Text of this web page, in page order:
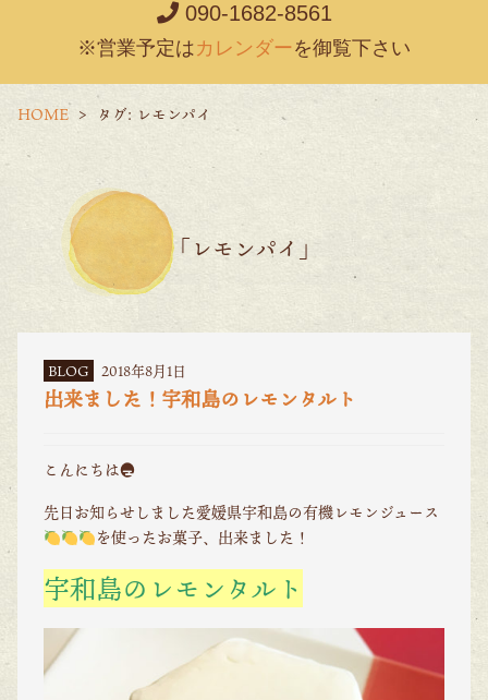
090-1682-8561
※営業予定はカレンダーを御覧下さい
HOME タグ: レモンパイ
「レモンパイ」
BLOG 2018年8月1日
出来ました！宇和島のレモンタルト
こんにちは☀
先日お知らせしました愛媛県宇和島の有機レモンジュース
を使ったお菓子、出来ました！
宇和島のレモンタルト